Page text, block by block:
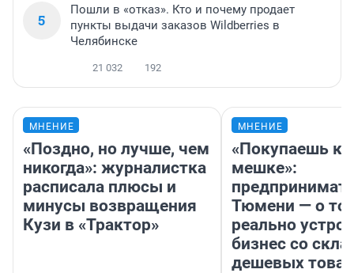
5
Пошли в «отказ». Кто и почему продает
пункты выдачи заказов Wildberries в
Челябинске
21 032 192
МНЕНИЕ
«Поздно, но лучше, чем
никогда»: журналистка
расписала плюсы и
минусы возвращения
Кузи в «Трактор»
МНЕНИЕ
«Покупаешь
мешке»:
Тюмени — о
реально
бизнес со
дешевых